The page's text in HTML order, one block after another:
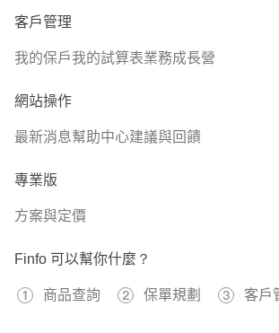
客戶管理
我的保戶我的試算表業務成長營
網站操作
最新消息幫助中心建議與回饋
專業版
方案與定價
Finfo 可以幫你什麼？
商品查詢 保單規劃 客戶